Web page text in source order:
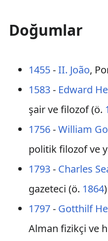
Doğumlar
1455-II. João,
1583- Edward
şair ve filozof (ö.
1756-William
politik filozof ve
1793- Charles
gazeteci (ö. 1864)
1797- Gotthilf
Alman fizikçi ve